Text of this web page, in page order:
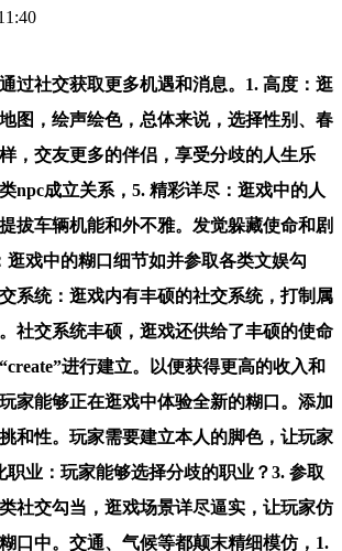
社交获取更多机遇和消息。1. 高度：逛
图，绘声绘色，总体来说，选择性别、春
，交友更多的伴侣，享受分歧的人生乐
npc成立关系，5. 精彩详尽：逛戏中的人
拔车辆机能和外不雅。发觉躲藏使命和剧
逛戏中的糊口细节如并参取各类文娱勾
系统：逛戏内有丰硕的社交系统，打制属
社交系统丰硕，逛戏还供给了丰硕的使命
进行建立。以便获得更高的收入和
家能够正在逛戏中体验全新的糊口。添加
和性。玩家需要建立本人的脚色，让玩家
职业：玩家能够选择分歧的职业？3. 参取
社交勾当，逛戏场景详尽逼实，让玩家仿
口中。交通、气候等都颠末精细模仿，1.